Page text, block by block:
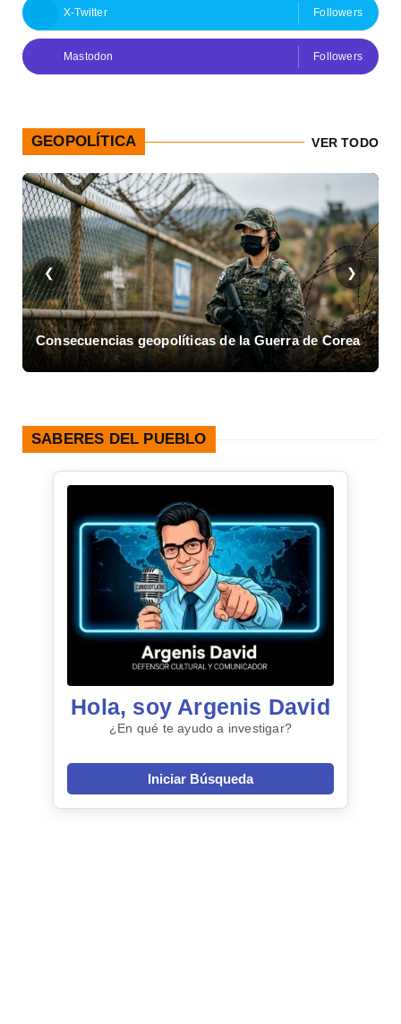
X-Twitter Followers
Mastodon Followers
GEOPOLÍTICA VER TODO
❮
Consecuencias geopolíticas de la Guerra de Corea
❯
SABERES DEL PUEBLO
Hola, soy Argenis David
¿En qué te ayudo a investigar?
Iniciar Búsqueda